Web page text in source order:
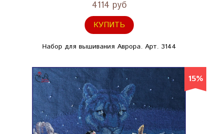
4114 руб
КУПИТЬ
Набор для вышивания Аврора. Арт. 3144
15%